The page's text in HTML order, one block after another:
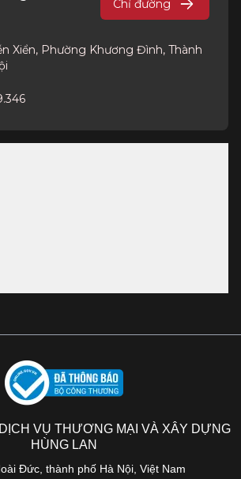
Chỉ đường
Xiển, Phường Khương Đình, Thành
VỤ THƯƠNG MẠI VÀ XÂY DỰNG
HÙNG LAN
Đức, thành phố Hà Nội, Việt Nam